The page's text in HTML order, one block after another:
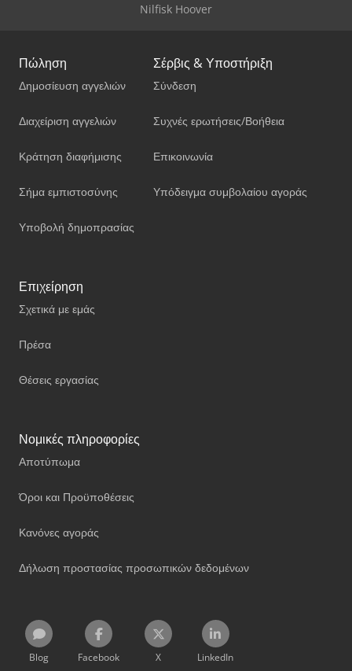
Nilfisk Hoover
Πώληση
Δημοσίευση αγγελιών
Διαχείριση αγγελιών
Κράτηση διαφήμισης
Σήμα εμπιστοσύνης
Υποβολή δημοπρασίας
Σέρβις & Υποστήριξη
Σύνδεση
Συχνές ερωτήσεις/Βοήθεια
Επικοινωνία
Υπόδειγμα συμβολαίου αγοράς
Επιχείρηση
Σχετικά με εμάς
Πρέσα
Θέσεις εργασίας
Νομικές πληροφορίες
Αποτύπωμα
Όροι και Προϋποθέσεις
Κανόνες αγοράς
Δήλωση προστασίας προσωπικών δεδομένων
Blog Facebook X LinkedIn